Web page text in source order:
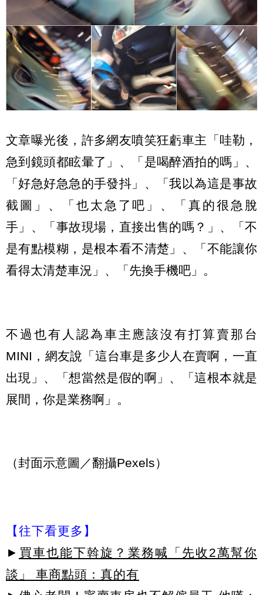
文章曝光後，許多網友噴笑狂虧車主「哇勒，
急到鏡頭都眩暈了」、「是喝醉酒拍的嗎」、
「好急好急急的手發抖」、「我以為這是事故
截圖」、「也太急了吧」、「真的很急脫
手」、「事故現場，直接出售的嗎？」、「不
是有點模糊，是根本看不清楚」、「不能讓你
看得太清楚車況」、「先換手機吧」。
不過也有人認為車主應該沒有打算賣那台
MINI，網友說「這台車是多少人在賣啊，一直
出現」、「想當然是假的啊」、「這根本就是
展間，你是業務啊」。
（封面示意圖／翻攝Pexels）
【往下看更多】
► 買車也能下斡旋？業務喊「先收2萬幫你
談」 車商點頭：真的有